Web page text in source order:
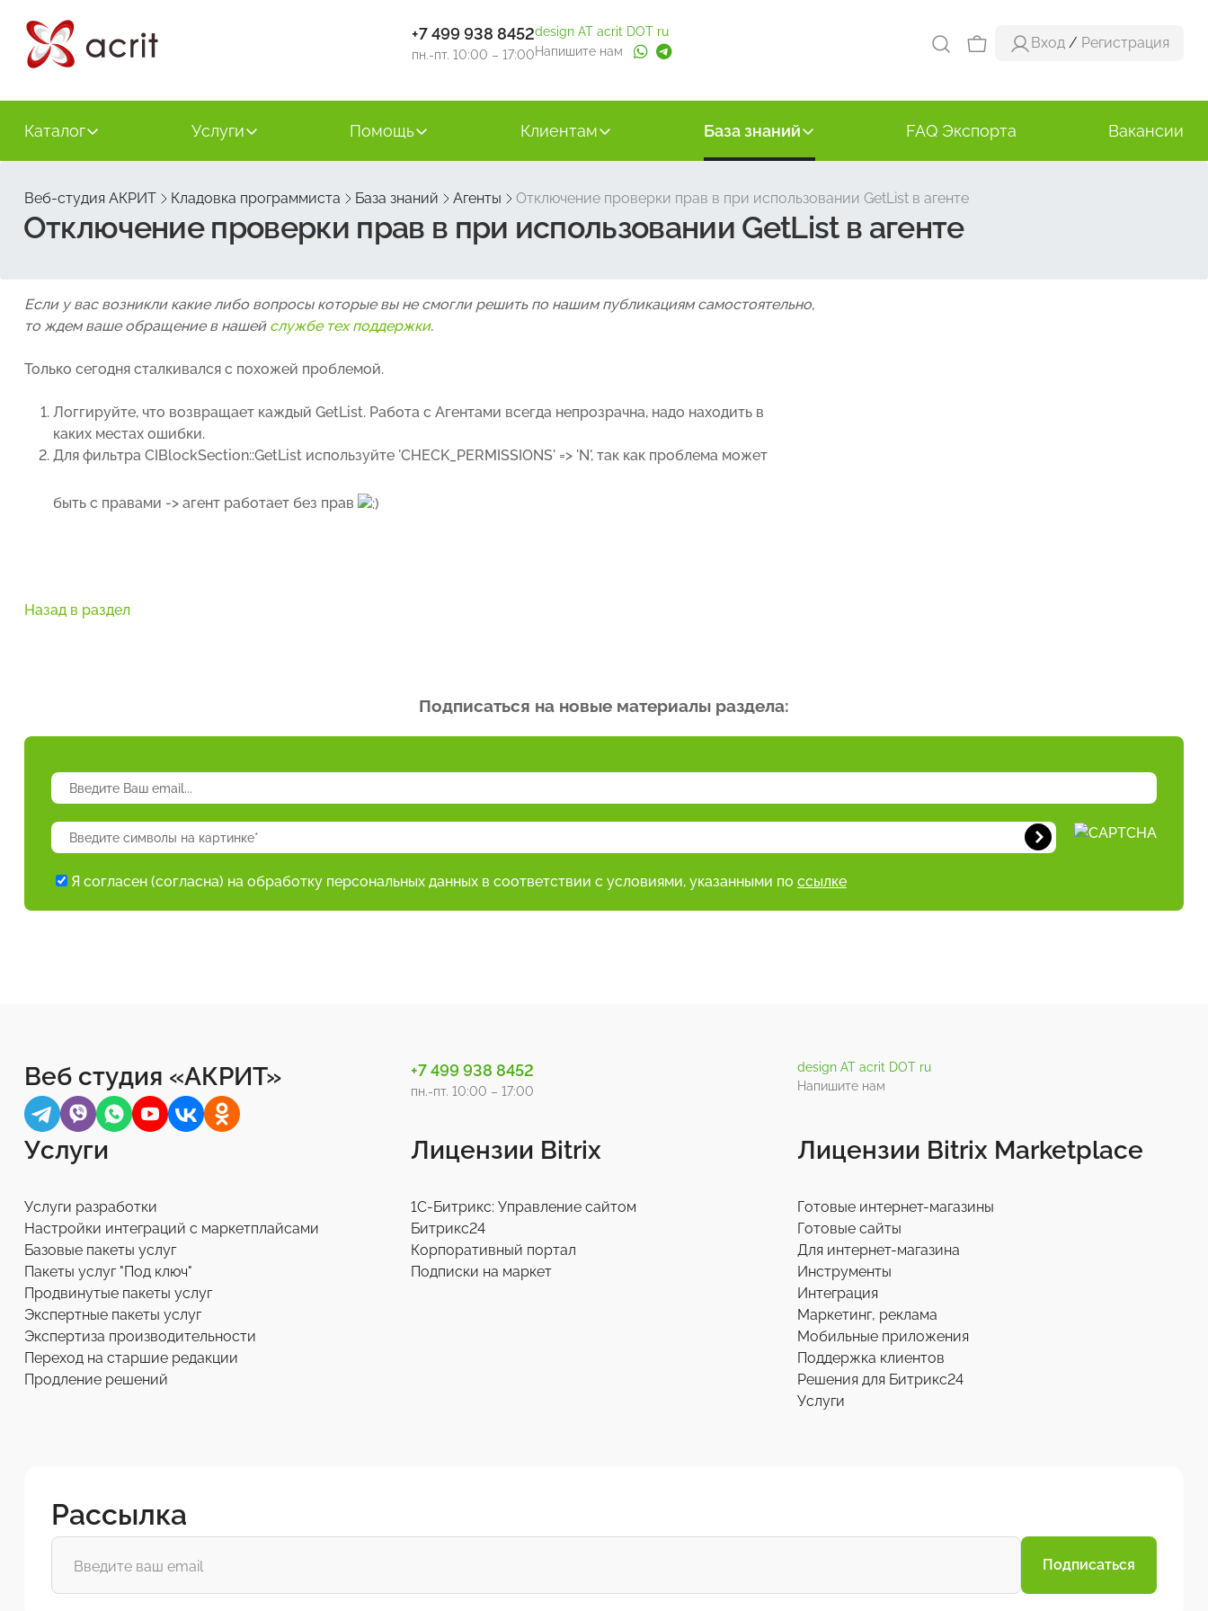
+7 499 938 8452
пн.-пт. 10:00 – 17:00
design AT acrit DOT ru
Напишите нам
Вход / Регистрация
Каталог Услуги Помощь Клиентам База знаний FAQ Экспорта Вакансии
Веб-студия АКРИТ Кладовка программиста База знаний Агенты Отключение проверки прав в при использовании GetList в агенте
Отключение проверки прав в при использовании GetList в агенте
Если у вас возникли какие либо вопросы которые вы не смогли решить по нашим публикациям самостоятельно,
то ждем ваше обращение в нашей службе тех поддержки.
Только сегодня сталкивался с похожей проблемой.
Логгируйте, что возвращает каждый GetList. Работа с Агентами всегда непрозрачна, надо находить в
каких местах ошибки.
Для фильтра CIBlockSection::GetList используйте 'CHECK_PERMISSIONS' => 'N', так как проблема может
быть с правами -> агент работает без прав
Назад в раздел
Подписаться на новые материалы раздела:
Я согласен (согласна) на обработку персональных данных в соответствии с условиями, указанными по ссылке
Веб студия «АКРИТ» +7 499 938 8452
пн.-пт. 10:00 – 17:00
design AT acrit DOT ru
Напишите нам
Услуги
Услуги разработки
Настройки интеграций с маркетплайсами
Базовые пакеты услуг
Пакеты услуг "Под ключ"
Продвинутые пакеты услуг
Экспертные пакеты услуг
Экспертиза производительности
Переход на старшие редакции
Продление решений
Лицензии Bitrix
1С-Битрикс: Управление сайтом
Битрикс24
Корпоративный портал
Подписки на маркет
Лицензии Bitrix Marketplace
Готовые интернет-магазины
Готовые сайты
Для интернет-магазина
Инструменты
Интеграция
Маркетинг, реклама
Мобильные приложения
Поддержка клиентов
Решения для Битрикс24
Услуги
Рассылка
Подписаться